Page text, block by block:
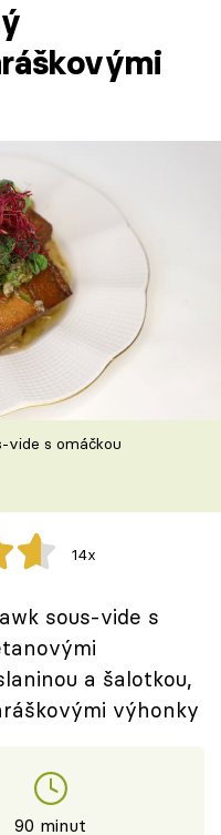
s omáčkou
14x
sous-vide s
a šalotkou,
výhonky
90 minut